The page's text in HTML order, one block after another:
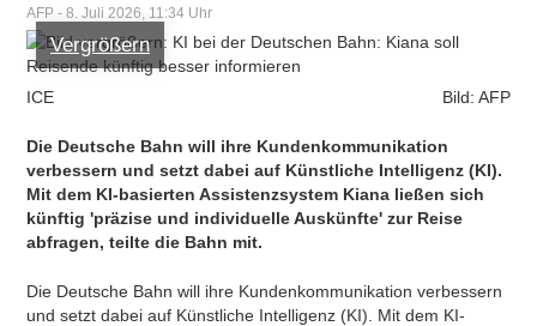
AFP - 8. Juli 2026, 11:34 Uhr
Vergrößern
ICE Bild: AFP
Die Deutsche Bahn will ihre Kundenkommunikation
verbessern und setzt dabei auf Künstliche Intelligenz (KI).
Mit dem KI-basierten Assistenzsystem Kiana ließen sich
künftig 'präzise und individuelle Auskünfte' zur Reise
abfragen, teilte die Bahn mit.
Die Deutsche Bahn will ihre Kundenkommunikation verbessern
und setzt dabei auf Künstliche Intelligenz (KI). Mit dem KI-